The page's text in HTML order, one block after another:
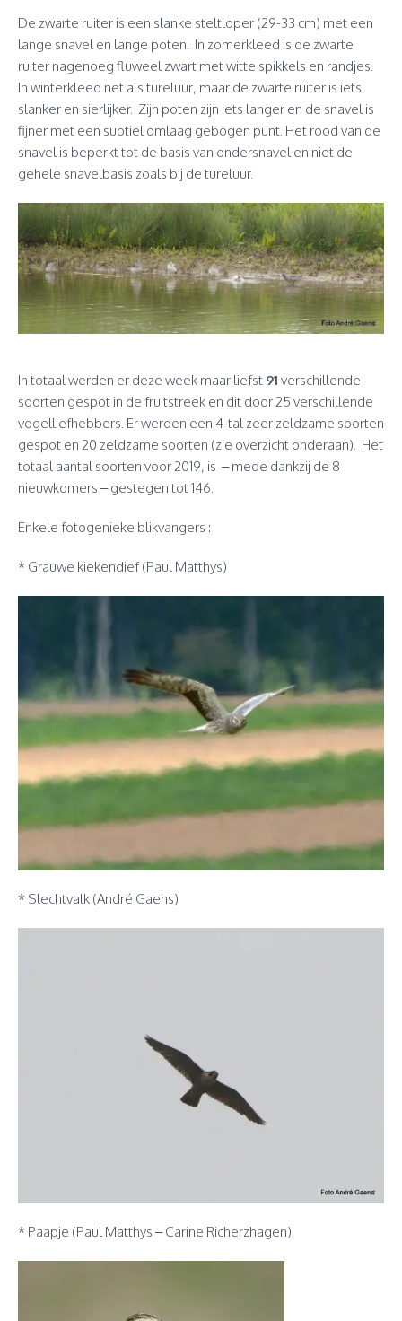
De zwarte ruiter is een slanke steltloper (29-33 cm) met een
lange snavel en lange poten. In zomerkleed is de zwarte
ruiter nagenoeg fluweel zwart met witte spikkels en randjes.
In winterkleed net als tureluur, maar de zwarte ruiter is iets
slanker en sierlijker. Zijn poten zijn iets langer en de snavel is
fijner met een subtiel omlaag gebogen punt. Het rood van de
snavel is beperkt tot de basis van ondersnavel en niet de
gehele snavelbasis zoals bij de tureluur.
In totaal werden er deze week maar liefst 91 verschillende
soorten gespot in de fruitstreek en dit door 25 verschillende
vogelliefhebbers. Er werden een 4-tal zeer zeldzame soorten
gespot en 20 zeldzame soorten (zie overzicht onderaan). Het
totaal aantal soorten voor 2019, is – mede dankzij de 8
nieuwkomers – gestegen tot 146.
Enkele fotogenieke blikvangers :
* Grauwe kiekendief (Paul Matthys)
* Slechtvalk (André Gaens)
* Paapje (Paul Matthys – Carine Richerzhagen)